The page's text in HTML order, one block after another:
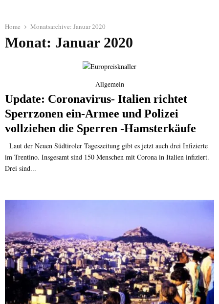
Home Monatsarchive: Januar 2020
Monat: Januar 2020
Allgemein
Update: Coronavirus- Italien richtet
Sperrzonen ein-Armee und Polizei
vollziehen die Sperren -Hamsterkäufe
Laut der Neuen Südtiroler Tageszeitung gibt es jetzt auch drei Infizierte
im Trentino. Insgesamt sind 150 Menschen mit Corona in Italien infiziert.
Drei sind...